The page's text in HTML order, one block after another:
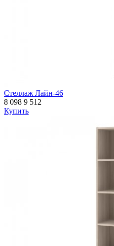
Стеллаж Лайн-46
8 098 9 512
Купить